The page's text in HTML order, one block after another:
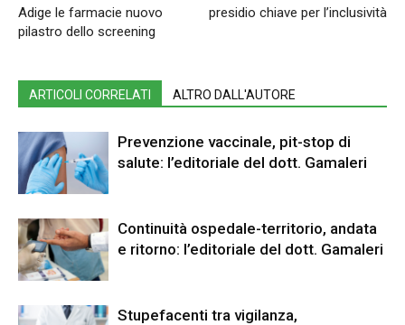
Adige le farmacie nuovo
pilastro dello screening
presidio chiave per l’inclusività
ARTICOLI CORRELATI ALTRO DALL'AUTORE
Prevenzione vaccinale, pit-stop di
salute: l’editoriale del dott. Gamaleri
Continuità ospedale-territorio, andata
e ritorno: l’editoriale del dott. Gamaleri
Stupefacenti tra vigilanza,